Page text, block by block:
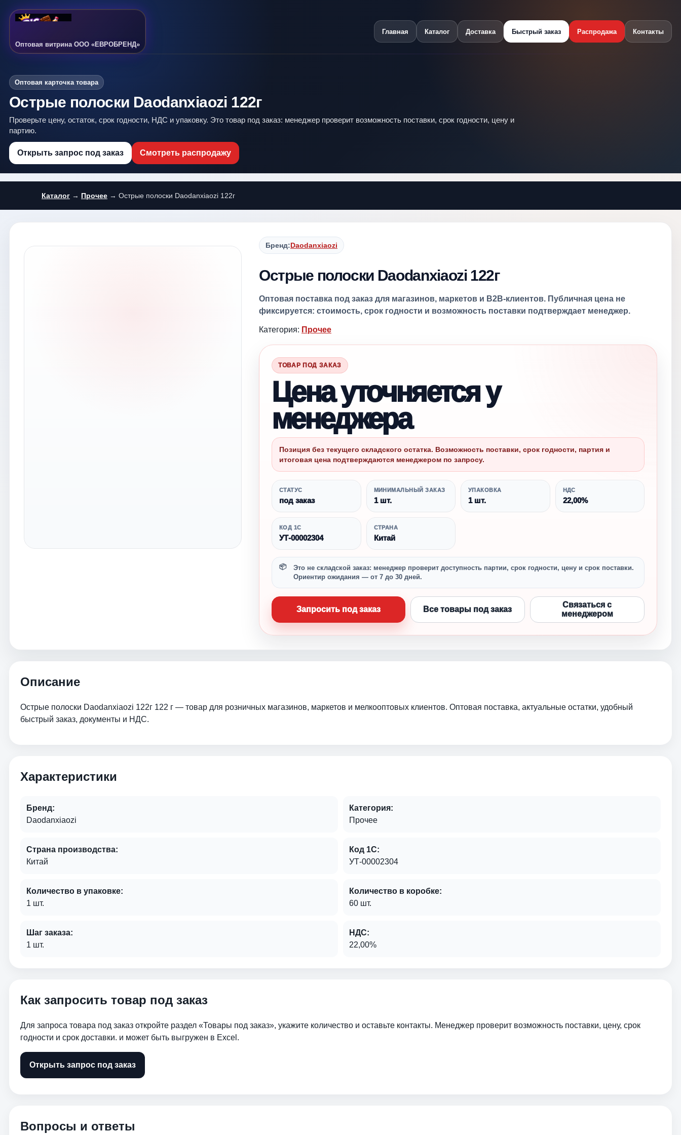
Оптовая витрина ООО «ЕВРОБРЕНД»
Главная Каталог Доставка Быстрый заказ Распродажа Контакты
Оптовая карточка товара
Острые полоски Daodanxiaozi 122г
Проверьте цену, остаток, срок годности, НДС и упаковку. Это товар под заказ: менеджер проверит возможность поставки, срок годности, цену и
партию.
Открыть запрос под заказ Смотреть распродажу
Каталог → Прочее → Острые полоски Daodanxiaozi 122г
Бренд:Daodanxiaozi
Острые полоски Daodanxiaozi 122г
Оптовая поставка под заказ для магазинов, маркетов и B2B-клиентов. Публичная цена не
фиксируется: стоимость, срок годности и возможность поставки подтверждает менеджер.
Категория: Прочее
ТОВАР ПОД ЗАКАЗ
Цена уточняется у
менеджера
Позиция без текущего складского остатка. Возможность поставки, срок годности, партия и
итоговая цена подтверждаются менеджером по запросу.
СТАТУС
под заказ
МИНИМАЛЬНЫЙ ЗАКАЗ
1 шт.
УПАКОВКА
1 шт.
НДС
22,00%
КОД 1С
УТ-00002304
СТРАНА
Китай
Это не складской заказ: менеджер проверит доступность партии, срок годности, цену и срок поставки.
Ориентир ожидания — от 7 до 30 дней.
Запросить под заказ Все товары под заказ
Связаться с
менеджером
Описание
Острые полоски Daodanxiaozi 122г 122 г — товар для розничных магазинов, маркетов и мелкооптовых клиентов. Оптовая поставка, актуальные остатки, удобный
быстрый заказ, документы и НДС.
Характеристики
Бренд:
Daodanxiaozi
Категория:
Прочее
Страна производства:
Китай
Код 1С:
УТ-00002304
Количество в упаковке:
1 шт.
Количество в коробке:
60 шт.
Шаг заказа:
1 шт.
НДС:
22,00%
Как запросить товар под заказ
Для запроса товара под заказ откройте раздел «Товары под заказ», укажите количество и оставьте контакты. Менеджер проверит возможность поставки, цену, срок
годности и срок доставки. и может быть выгружен в Excel.
Открыть запрос под заказ
Вопросы и ответы